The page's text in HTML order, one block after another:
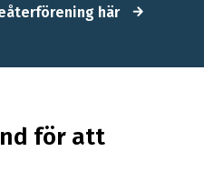
här arrow_forward
för att